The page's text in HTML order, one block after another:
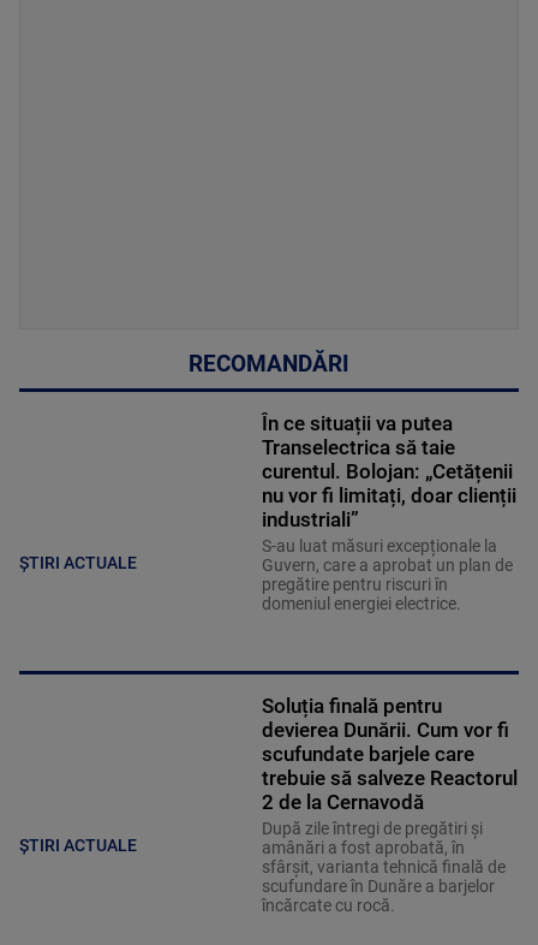
RECOMANDĂRI
ȘTIRI ACTUALE
În ce situații va putea
Transelectrica să taie
curentul. Bolojan: „Cetățenii
nu vor fi limitați, doar clienții
industriali”
S-au luat măsuri excepționale la
Guvern, care a aprobat un plan de
pregătire pentru riscuri în
domeniul energiei electrice.
ȘTIRI ACTUALE
Soluția finală pentru
devierea Dunării. Cum vor fi
scufundate barjele care
trebuie să salveze Reactorul
2 de la Cernavodă
După zile întregi de pregătiri și
amânări a fost aprobată, în
sfârșit, varianta tehnică finală de
scufundare în Dunăre a barjelor
încărcate cu rocă.